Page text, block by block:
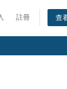
註冊 查